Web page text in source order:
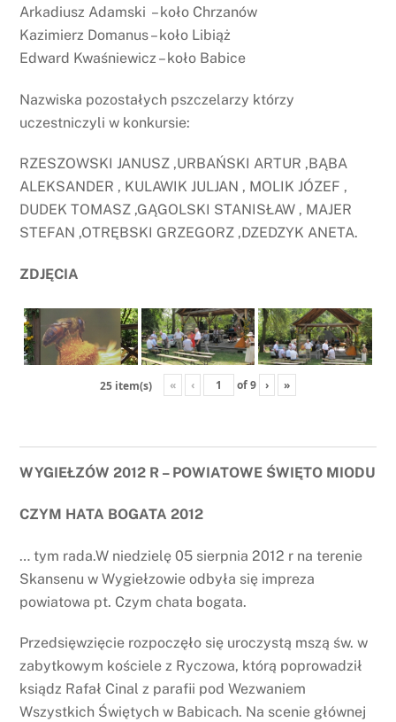
Arkadiusz Adamski – koło Chrzanów
Kazimierz Domanus – koło Libiąż
Edward Kwaśniewicz – koło Babice
Nazwiska pozostałych pszczelarzy którzy
uczestniczyli w konkursie:
RZESZOWSKI JANUSZ ,URBAŃSKI ARTUR ,BĄBA
ALEKSANDER , KULAWIK JULJAN , MOLIK JÓZEF ,
DUDEK TOMASZ ,GĄGOLSKI STANISŁAW , MAJER
STEFAN ,OTRĘBSKI GRZEGORZ ,DZEDZYK ANETA.
ZDJĘCIA
25 item(s) « ‹ of9 › »
WYGIEŁZÓW 2012 R – POWIATOWE ŚWIĘTO MIODU
CZYM HATA BOGATA 2012
… tym rada.W niedzielę 05 sierpnia 2012 r na terenie
Skansenu w Wygiełzowie odbyła się impreza
powiatowa pt. Czym chata bogata.
Przedsięwzięcie rozpoczęło się uroczystą mszą św. w
zabytkowym kościele z Ryczowa, którą poprowadził
ksiądz Rafał Cinal z parafii pod Wezwaniem
Wszystkich Świętych w Babicach. Na scenie głównej